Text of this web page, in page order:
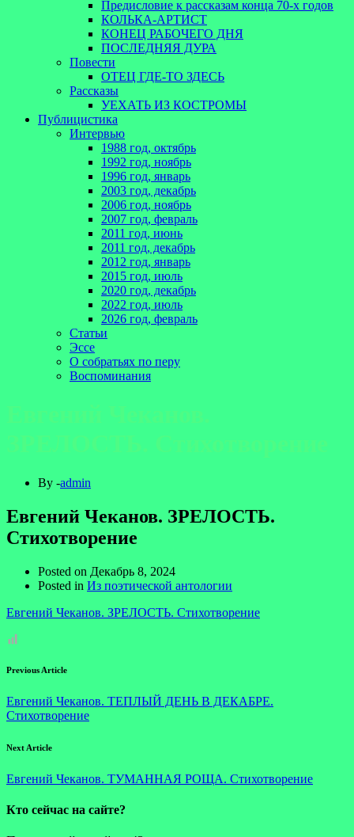
Предисловие к рассказам конца 70-х годов
КОЛЬКА-АРТИСТ
КОНЕЦ РАБОЧЕГО ДНЯ
ПОСЛЕДНЯЯ ДУРА
Повести
ОТЕЦ ГДЕ-ТО ЗДЕСЬ
Рассказы
УЕХАТЬ ИЗ КОСТРОМЫ
Публицистика
Интервью
1988 год, октябрь
1992 год, ноябрь
1996 год, январь
2003 год, декабрь
2006 год, ноябрь
2007 год, февраль
2011 год, июнь
2011 год, декабрь
2012 год, январь
2015 год, июль
2020 год, декабрь
2022 год, июль
2026 год, февраль
Статьи
Эссе
О собратьях по перу
Воспоминания
By -admin
Евгений Чеканов. ЗРЕЛОСТЬ.
Стихотворение
Posted on Декабрь 8, 2024
Posted in Из поэтической антологии
Евгений Чеканов. ЗРЕЛОСТЬ. Стихотворение
Previous Article
Евгений Чеканов. ТЕПЛЫЙ ДЕНЬ В ДЕКАБРЕ.
Стихотворение
Next Article
Евгений Чеканов. ТУМАННАЯ РОЩА. Стихотворение
Кто сейчас на сайте?